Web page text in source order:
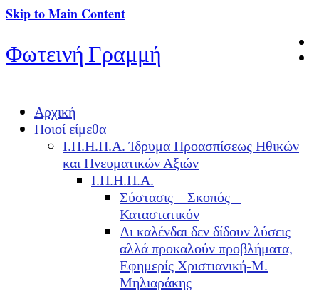
Skip to Main Content
Φωτεινή Γραμμή
Αρχική
Ποιοί είμεθα
Ι.Π.Η.Π.Α. Ίδρυμα Προασπίσεως Ηθικών
και Πνευματικών Αξιών
Ι.Π.Η.Π.Α.
Σύστασις – Σκοπός –
Καταστατικόν
Αι καλένδαι δεν δίδουν λύσεις
αλλά προκαλούν προβλήματα,
Εφημερίς Χριστιανική-Μ.
Μηλιαράκης